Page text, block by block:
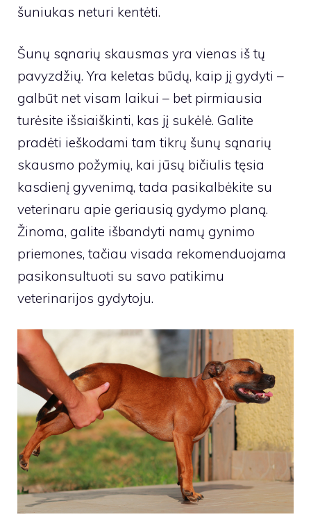
šuniukas neturi kentėti.
Šunų sąnarių skausmas yra vienas iš tų
pavyzdžių. Yra keletas būdų, kaip jį gydyti –
galbūt net visam laikui – bet pirmiausia
turėsite išsiaiškinti, kas jį sukėlė. Galite
pradėti ieškodami tam tikrų šunų sąnarių
skausmo požymių, kai jūsų bičiulis tęsia
kasdienį gyvenimą, tada pasikalbėkite su
veterinaru apie geriausią gydymo planą.
Žinoma, galite išbandyti namų gynimo
priemones, tačiau visada rekomenduojama
pasikonsultuoti su savo patikimu
veterinarijos gydytoju.